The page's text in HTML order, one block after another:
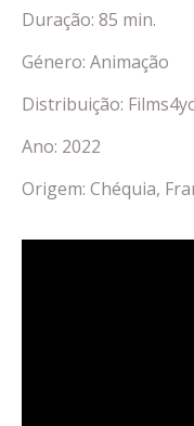
Duração: 85 min.
Género: Animação
Distribuição:
Ano: 2022
Origem: Chéquia,